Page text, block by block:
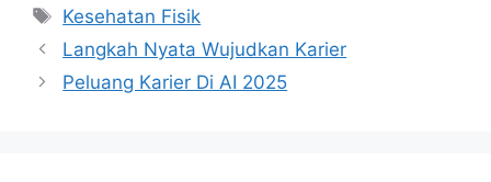
Tag
Kesehatan Fisik
Langkah Nyata Wujudkan Karier
Peluang Karier Di AI 2025